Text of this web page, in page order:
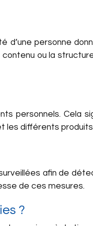
d’une personne
ou la
personnels. Cela
les différents
afin de
de ces mesures.
?